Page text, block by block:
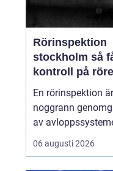
Rörinspektion
stockholm så får du
kontroll på
verkliga skick
En rörinspektion
noggrann
av
kamera, där rörens
insida
06 augusti 2026